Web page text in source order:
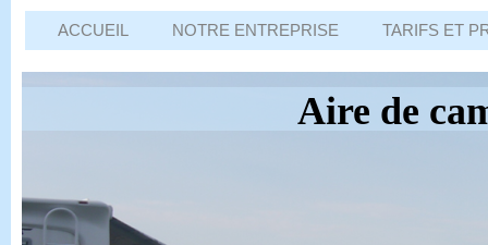
ACCUEIL NOTRE ENTREPRISE TARIFS ET
Aire de